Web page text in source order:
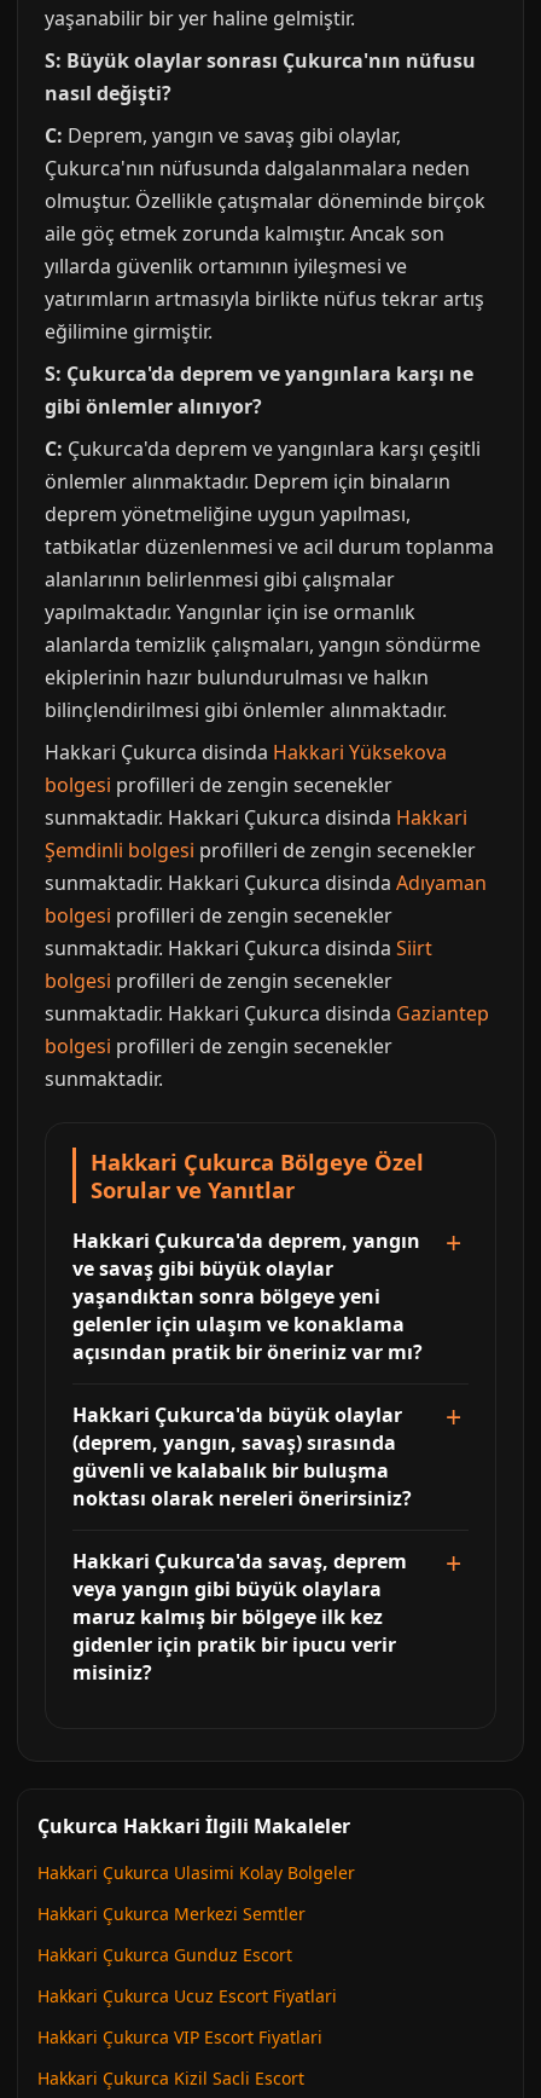
yaşanabilir bir yer haline gelmiştir.
S: Büyük olaylar sonrası Çukurca'nın nüfusu
nasıl değişti?
C: Deprem, yangın ve savaş gibi olaylar,
Çukurca'nın nüfusunda dalgalanmalara neden
olmuştur. Özellikle çatışmalar döneminde birçok
aile göç etmek zorunda kalmıştır. Ancak son
yıllarda güvenlik ortamının iyileşmesi ve
yatırımların artmasıyla birlikte nüfus tekrar artış
eğilimine girmiştir.
S: Çukurca'da deprem ve yangınlara karşı ne
gibi önlemler alınıyor?
C: Çukurca'da deprem ve yangınlara karşı çeşitli
önlemler alınmaktadır. Deprem için binaların
deprem yönetmeliğine uygun yapılması,
tatbikatlar düzenlenmesi ve acil durum toplanma
alanlarının belirlenmesi gibi çalışmalar
yapılmaktadır. Yangınlar için ise ormanlık
alanlarda temizlik çalışmaları, yangın söndürme
ekiplerinin hazır bulundurulması ve halkın
bilinçlendirilmesi gibi önlemler alınmaktadır.
Hakkari Çukurca disinda Hakkari Yüksekova
bolgesi profilleri de zengin secenekler
sunmaktadir. Hakkari Çukurca disinda Hakkari
Şemdinli bolgesi profilleri de zengin secenekler
sunmaktadir. Hakkari Çukurca disinda Adıyaman
bolgesi profilleri de zengin secenekler
sunmaktadir. Hakkari Çukurca disinda Siirt
bolgesi profilleri de zengin secenekler
sunmaktadir. Hakkari Çukurca disinda Gaziantep
bolgesi profilleri de zengin secenekler
sunmaktadir.
Hakkari Çukurca Bölgeye Özel
Sorular ve Yanıtlar
Hakkari Çukurca'da deprem, yangın
ve savaş gibi büyük olaylar
yaşandıktan sonra bölgeye yeni
gelenler için ulaşım ve konaklama
açısından pratik bir öneriniz var mı?
Hakkari Çukurca'da büyük olaylar
(deprem, yangın, savaş) sırasında
güvenli ve kalabalık bir buluşma
noktası olarak nereleri önerirsiniz?
Hakkari Çukurca'da savaş, deprem
veya yangın gibi büyük olaylara
maruz kalmış bir bölgeye ilk kez
gidenler için pratik bir ipucu verir
misiniz?
Çukurca Hakkari İlgili Makaleler
Hakkari Çukurca Ulasimi Kolay Bolgeler
Hakkari Çukurca Merkezi Semtler
Hakkari Çukurca Gunduz Escort
Hakkari Çukurca Ucuz Escort Fiyatlari
Hakkari Çukurca VIP Escort Fiyatlari
Hakkari Çukurca Kizil Sacli Escort